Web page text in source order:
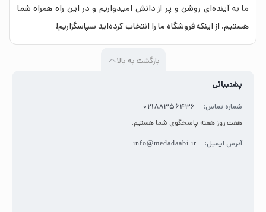
ما به آینده‌ای روشن و پر از دانش امیدواریم و در این راه همراه شما
هستیم. از اینکه فروشگاه ما را انتخاب کرده‌اید سپاسگزاریم!
بازگشت به بالا
پشتیبانی
شماره تماس:
02188356436
هفت روز هفته پاسخگوی شما هستیم.
آدرس ایمیل: info@medadaabi.ir